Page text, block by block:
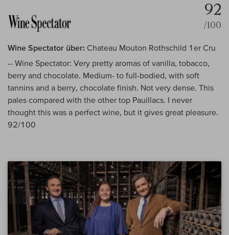
92
/100
Wine Spectator über: Chateau Mouton Rothschild 1er Cru
-- Wine Spectator: Very pretty aromas of vanilla, tobacco,
berry and chocolate. Medium- to full-bodied, with soft
tannins and a berry, chocolate finish. Not very dense. This
pales compared with the other top Pauillacs. I never
thought this was a perfect wine, but it gives great pleasure.
92/100